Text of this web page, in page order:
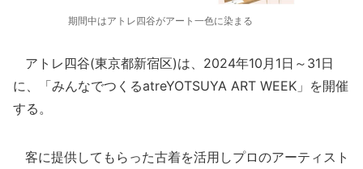
期間中はアトレ四谷がアート一色に染まる
アトレ四谷(東京都新宿区)は、2024年10月1日～31日
に、「みんなでつくるatreYOTSUYA ART WEEK」を開催
する。
客に提供してもらった古着を活用しプロのアーティスト